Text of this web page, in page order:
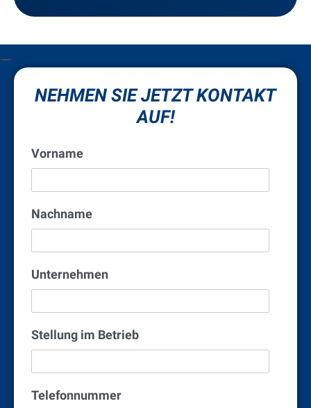
NEHMEN SIE JETZT KONTAKT
AUF!
Vorname
Nachname
Unternehmen
Stellung im Betrieb
Telefonnummer